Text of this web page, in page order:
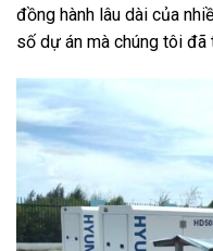
đồng hành lâu dài của
số dự án mà chúng tôi đã